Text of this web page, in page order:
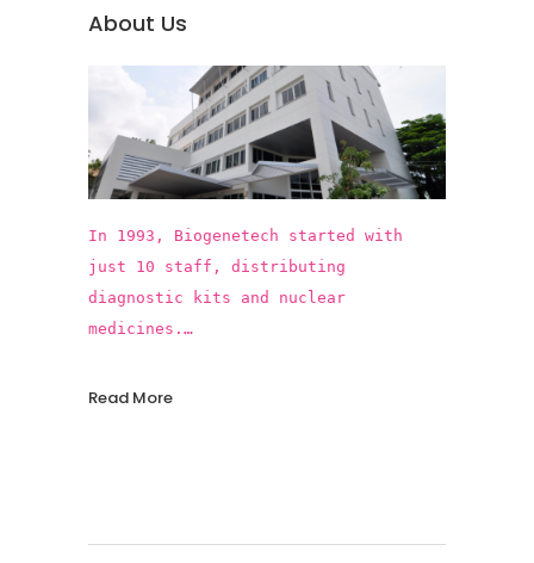
About Us
In 1993, Biogenetech started with
just 10 staff, distributing
diagnostic kits and nuclear
medicines.
introduced more than 15 innovative
numerous infectious diseases!
Read More